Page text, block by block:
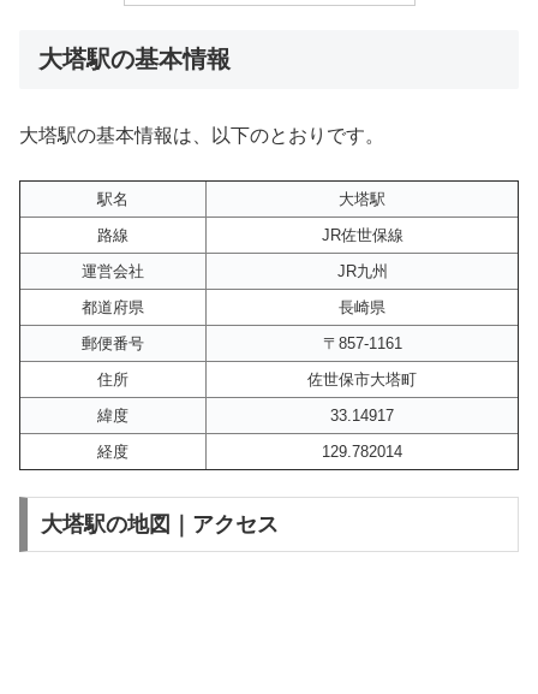
大塔駅の基本情報
大塔駅の基本情報は、以下のとおりです。
駅名
大塔駅
路線
JR佐世保線
運営会社
JR九州
都道府県
長崎県
郵便番号
〒857-1161
住所
佐世保市大塔町
緯度
33.14917
経度
129.782014
大塔駅の地図｜アクセス